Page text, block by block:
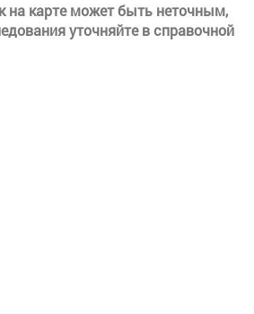
на карте может быть неточным,
уточняйте в справочной